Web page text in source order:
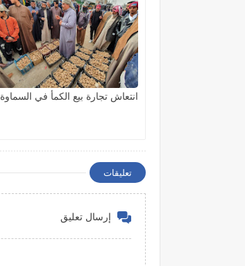
انتعاش تجارة بيع الكمأ في السماوة
تعليقات
إرسال تعليق